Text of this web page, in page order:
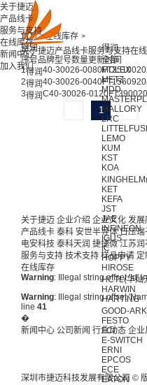
关于捷迈产品线卡服务与支持在
关于捷迈
产品线卡
服务与支持
在线库存
新闻中心
加入我们
首页 >在线库存 >
得润
得润
全部
MOLEX
METZ
MDD
MALLORY
LRC
LEMO
KUM
KST
KOA
KET
KEFA
JST
JAE
INFINEON
IGUS
IC
HOPPY
HIROSE
HCTL(华灿
HARWIN
HARTING
GOOD-
FESTO
FCI
E-SWITCH
ERNI
EPCOS
ECE
EATON
序号品牌型号数量更新时间
1得润40-30026-0080FT35100
2得润40-30026-0040FT15609
3得润C40-30026-0120FT3900
1
关于捷迈 企业介绍 企业文化 发展
产品线卡 泰科 安世半导体 日压瑞
电安科技 泰科天润 捷捷微 江苏润
服务与支持 技术支持 样品申请 定
在线库存
Warning: Illegal string offset 'Id'
Warning: Illegal string offset
line 41
�
新闻中心 公司新闻 行业动态 企业
深圳市捷迈科技发展有限公司 ©